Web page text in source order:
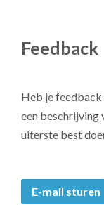
Feedback
Heb je feedback
een beschrijving
uiterste best
E-mail sturen